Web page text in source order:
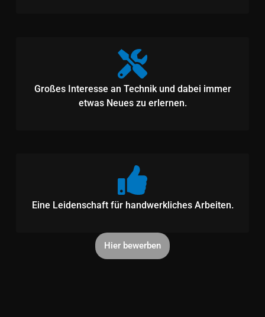
Großes Interesse an Technik und dabei immer
etwas Neues zu erlernen.
Eine Leidenschaft für handwerkliches Arbeiten.
Hier bewerben